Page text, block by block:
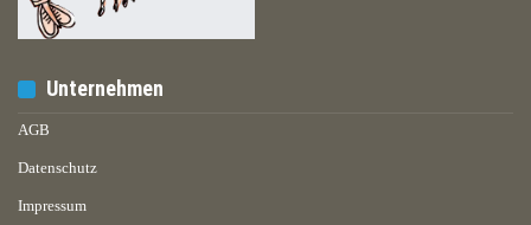
Unternehmen
AGB
Datenschutz
Impressum